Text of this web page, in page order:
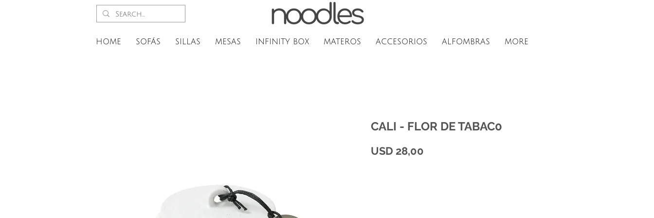
HOME SOFÁS SILLAS MESAS INFINITY BOX MATEROS ACCESORIOS ALFOMBRAS MORE
CALI - FLOR DE TABAC0
USD 28,00